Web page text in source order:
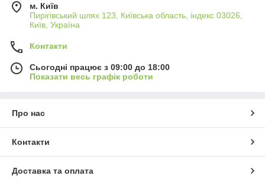
м. Київ
Пирігівський шлях 123, Київська область, індекс 03026,
Київ, Україна
Контакти
Сьогодні працює з 09:00 до 18:00
Показати весь графік роботи
Про нас
Контакти
Доставка та оплата